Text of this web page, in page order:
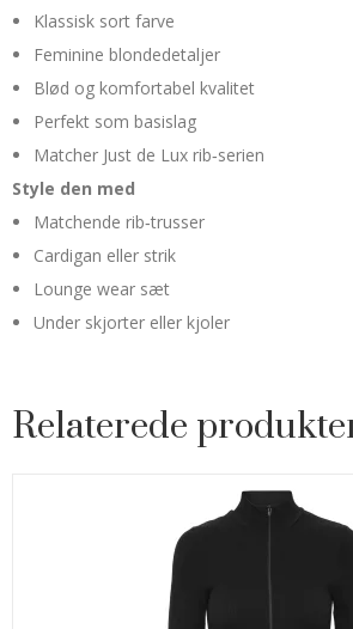
Klassisk sort farve
Feminine blondedetaljer
Blød og komfortabel kvalitet
Perfekt som basislag
Matcher Just de Lux rib‑serien
Style den med
Matchende rib‑trusser
Cardigan eller strik
Lounge wear sæt
Under skjorter eller kjoler
Relaterede